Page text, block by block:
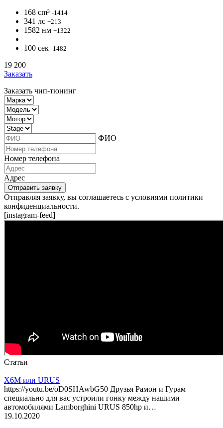
168 cm³ -1414
341 лс +213
1582 нм +1322
100 сек -1482
19 200
Заказать
Заказать чип-тюнинг
ФИО
Номер телефона
Адрес
Отправить заявку
Отправляя заявку, вы соглашаетесь с условиями политики
конфиденциальности.
[instagram-feed]
Статьи
X6M или URUS
https://youtu.be/oD0SHAwbG50 Друзья Рамон и Гурам
специально для вас устроили гонку между нашими
автомобилями Lamborghini URUS 850hp и…
19.10.2020